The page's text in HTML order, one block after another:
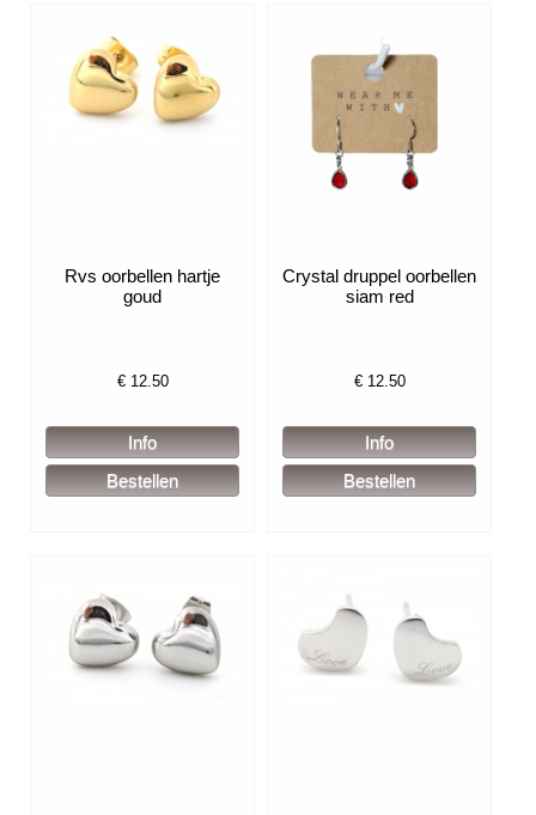
Rvs oorbellen hartje
goud
€ 12.50
Crystal druppel oorbellen
siam red
€ 12.50